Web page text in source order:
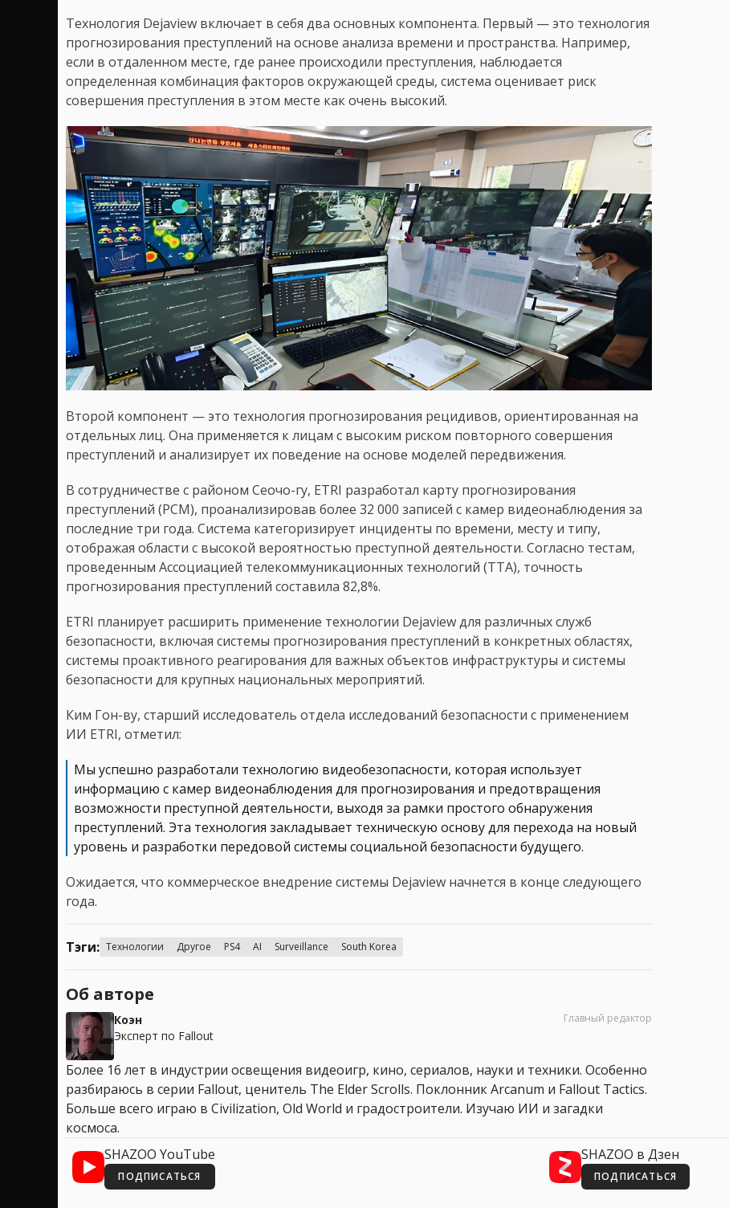
Технология Dejaview включает в себя два основных компонента. Первый — это технология
прогнозирования преступлений на основе анализа времени и пространства. Например,
если в отдаленном месте, где ранее происходили преступления, наблюдается
определенная комбинация факторов окружающей среды, система оценивает риск
совершения преступления в этом месте как очень высокий.
Второй компонент — это технология прогнозирования рецидивов, ориентированная на
отдельных лиц. Она применяется к лицам с высоким риском повторного совершения
преступлений и анализирует их поведение на основе моделей передвижения.
В сотрудничестве с районом Сеочо-гу, ETRI разработал карту прогнозирования
преступлений (PCM), проанализировав более 32 000 записей с камер видеонаблюдения за
последние три года. Система категоризирует инциденты по времени, месту и типу,
отображая области с высокой вероятностью преступной деятельности. Согласно тестам,
проведенным Ассоциацией телекоммуникационных технологий (TTA), точность
прогнозирования преступлений составила 82,8%.
ETRI планирует расширить применение технологии Dejaview для различных служб
безопасности, включая системы прогнозирования преступлений в конкретных областях,
системы проактивного реагирования для важных объектов инфраструктуры и системы
безопасности для крупных национальных мероприятий.
Ким Гон-ву, старший исследователь отдела исследований безопасности с применением
ИИ ETRI, отметил:
Мы успешно разработали технологию видеобезопасности, которая использует
информацию с камер видеонаблюдения для прогнозирования и предотвращения
возможности преступной деятельности, выходя за рамки простого обнаружения
преступлений. Эта технология закладывает техническую основу для перехода на новый
уровень и разработки передовой системы социальной безопасности будущего.
Ожидается, что коммерческое внедрение системы Dejaview начнется в конце следующего
года.
Тэги: Технологии Другое PS4 AI Surveillance South Korea
Об авторе
Коэн
Эксперт по Fallout
Главный редактор
Более 16 лет в индустрии освещения видеоигр, кино, сериалов, науки и техники. Особенно
разбираюсь в серии Fallout, ценитель The Elder Scrolls. Поклонник Arcanum и Fallout Tactics.
Больше всего играю в Civilization, Old World и градостроители. Изучаю ИИ и загадки
космоса.
SHAZOO YouTube
ПОДПИСАТЬСЯ
SHAZOO в Дзен
ПОДПИСАТЬСЯ